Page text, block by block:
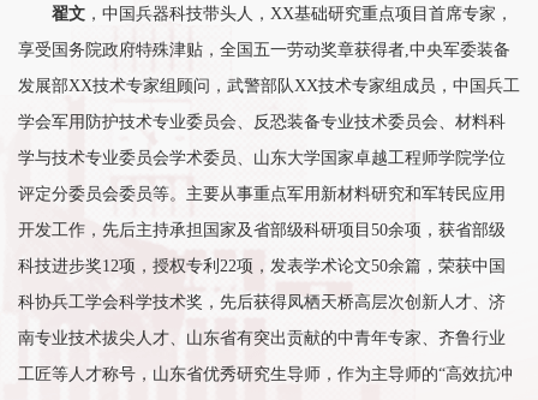
翟文 ，中国兵器科技带头人，XX基础研究重点项目首席专家，
享受国务院政府特殊津贴，全国五一劳动奖章获得者,中央军委装备
发展部XX技术专家组顾问，武警部队XX技术专家组成员，中国兵工
学会军用防护技术专业委员会、反恐装备专业技术委员会、材料科
学与技术专业委员会学术委员、山东大学国家卓越工程师学院学位
评定分委员会委员等。主要从事重点军用新材料研究和军转民应用
开发工作，先后主持承担国家及省部级科研项目50余项，获省部级
科技进步奖12项，授权专利22项，发表学术论文50余篇，荣获中国
科协兵工学会科学技术奖，先后获得凤栖天桥高层次创新人才、济
南专业技术拔尖人才、山东省有突出贡献的中青年专家、齐鲁行业
工匠等人才称号，山东省优秀研究生导师，作为主导师的“高效抗冲